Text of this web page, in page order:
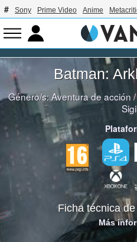
Sony Prime Video Anime
Batman:
Género/s:Aventura de acción
Ficha técnica
Más